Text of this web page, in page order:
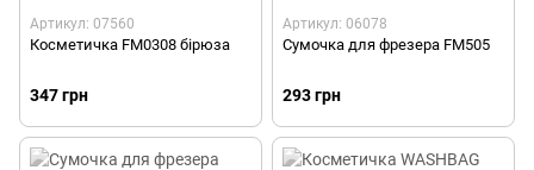
Артикул: 07560
Косметичка FM0308 бірюза
347 грн
Артикул: 06078
Сумочка для фрезера FM505
293 грн